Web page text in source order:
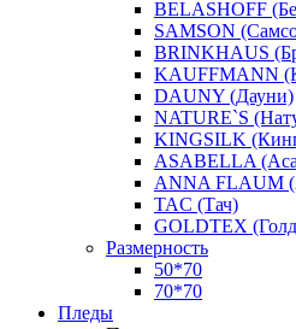
BELASHOFF
SAMSON
BRINKHAUS
KAUFFMANN
DAUNY (Дауни)
NATURE`S
KINGSILK
ASABELLA
ANNA FLAUM
TAC (Тач)
GOLDTEX
Размерность
50*70
70*70
Пледы